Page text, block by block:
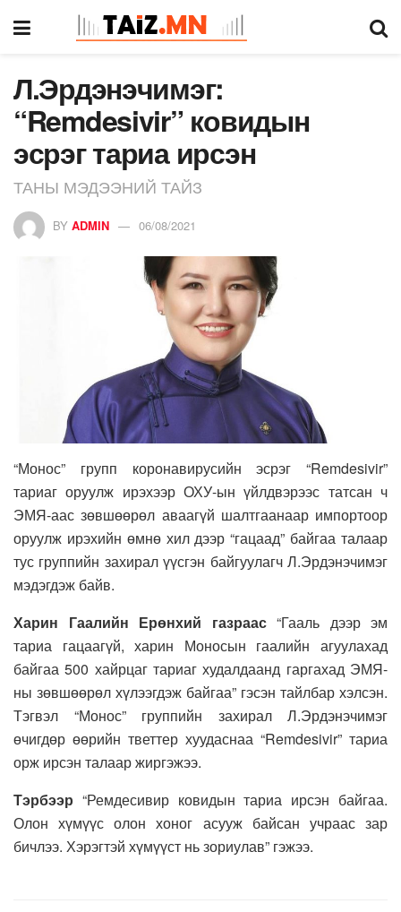
Л.Эрдэнэчимэг:
“Remdesivir” ковидын
эсрэг тариа ирсэн
ТАНЫ МЭДЭЭНИЙ ТАЙЗ
BY ADMIN 06/08/2021
“Монос” групп коронавирусийн эсрэг “Remdesivir”
тариаг оруулж ирэхээр ОХУ-ын үйлдвэрээс татсан ч
ЭМЯ-аас зөвшөөрөл аваагүй шалтгаанаар импортоор
оруулж ирэхийн өмнө хил дээр “гацаад” байгаа талаар
тус группийн захирал үүсгэн байгуулагч Л.Эрдэнэчимэг
мэдэгдэж байв.
Харин Гаалийн Ерөнхий газраас“Гааль дээр эм
тариа гацаагүй, харин Моносын гаалийн агуулахад
байгаа 500 хайрцаг тариаг худалдаанд гаргахад ЭМЯ-
ны зөвшөөрөл хүлээгдэж байгаа” гэсэн тайлбар хэлсэн.
Тэгвэл “Монос” группийн захирал Л.Эрдэнэчимэг
өчигдөр өөрийн тветтер хуудаснаа “Remdesivir” тариа
орж ирсэн талаар жиргэжээ.
Тэрбээр “Ремдесивир ковидын тариа ирсэн байгаа.
Олон хүмүүс олон хоног асууж байсан учраас зар
бичлээ. Хэрэгтэй хүмүүст нь зориулав” гэжээ.